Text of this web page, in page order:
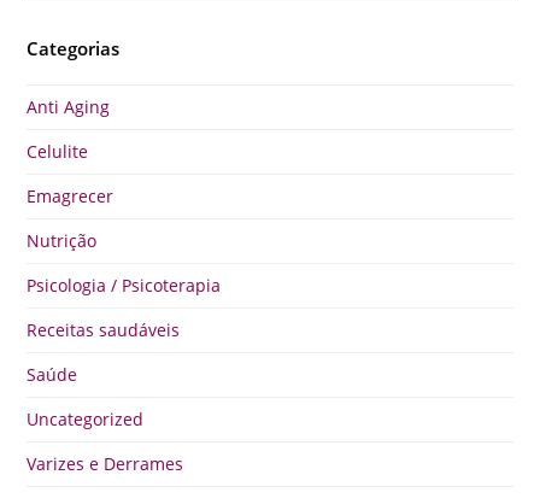
Categorias
Anti Aging
Celulite
Emagrecer
Nutrição
Psicologia / Psicoterapia
Receitas saudáveis
Saúde
Uncategorized
Varizes e Derrames